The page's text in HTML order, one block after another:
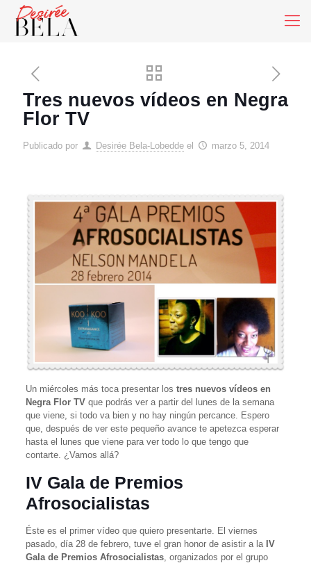
Tres nuevos vídeos en Negra
Flor TV
Publicado por Desirée Bela-Lobedde el marzo 5, 2014
Un miércoles más toca presentar los tres nuevos vídeos en
Negra Flor TVque podrás ver a partir del lunes de la semana
que viene, si todo va bien y no hay ningún percance. Espero
que, después de ver este pequeño avance te apetezca esperar
hasta el lunes que viene para ver todo lo que tengo que
contarte. ¿Vamos allá?
IV Gala de Premios
Afrosocialistas
Éste es el primer vídeo que quiero presentarte. El viernes
pasado, día 28 de febrero, tuve el gran honor de asistir a la IV
Gala de Premios Afrosocialistas, organizados por el grupo